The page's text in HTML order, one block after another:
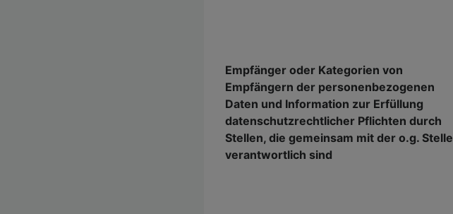
Empfänger oder Kategorien von
Empfängern der personenbezogenen
Daten und Information zur Erfüllung
datenschutzrechtlicher Pflichten durch
Stellen, die gemeinsam mit der o.g. Stelle
verantwortlich sind